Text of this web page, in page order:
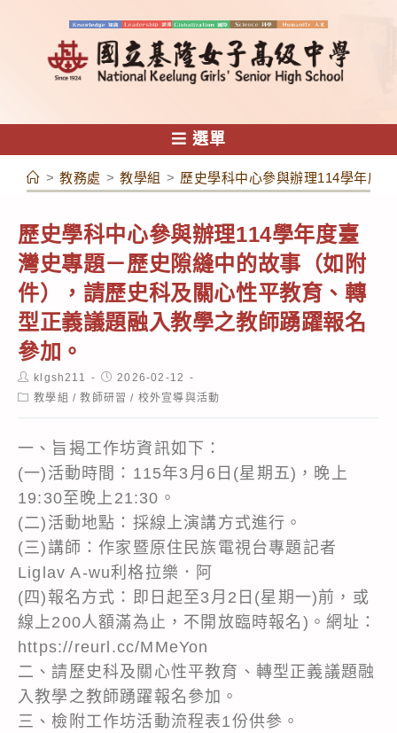
容
選單
> 教務處 > 教學組 > 歷史學科中心參與辦理114學年度
歷史學科中心參與辦理114學年度臺
灣史專題－歷史隙縫中的故事（如附
件），請歷史科及關心性平教育、轉
型正義議題融入教學之教師踴躍報名
參加。
Post
author:
klgsh211
Post
published:
2026-02-12
Post教學組 / 教師研習 / 校外宣導與活動
一、旨揭工作坊資訊如下：
(一)活動時間：115年3月6日(星期五)，晚上
19:30至晚上21:30。
(二)活動地點：採線上演講方式進行。
(三)講師：作家暨原住民族電視台專題記者
Liglav A-wu利格拉樂．阿
(四)報名方式：即日起至3月2日(星期一)前，或
線上200人額滿為止，不開放臨時報名)。網址：
https://reurl.cc/MMeYon
二、請歷史科及關心性平教育、轉型正義議題融
入教學之教師踴躍報名參加。
三、檢附工作坊活動流程表1份供參。